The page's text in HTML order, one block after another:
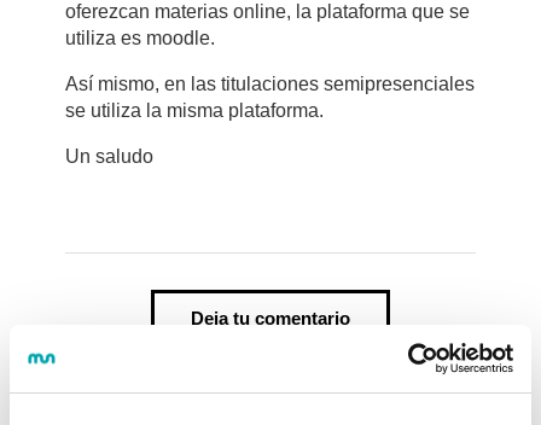
oferezcan materias online, la plataforma que se
utiliza es moodle.
Así mismo, en las titulaciones semipresenciales
se utiliza la misma plataforma.
Un saludo
Deja tu comentario